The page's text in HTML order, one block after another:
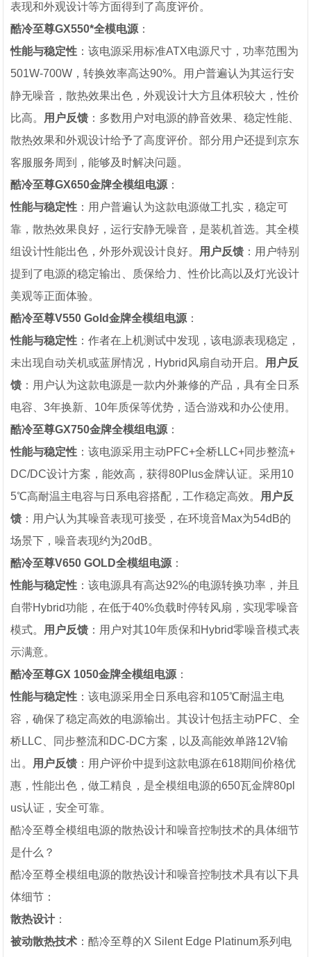
表现和外观设计等方面得到了高度评价。
酷冷至尊GX550*全模电源 ：
性能与稳定性 ：该电源采用标准ATX电源尺寸，功率范围为
501W-700W，转换效率高达90%。用户普遍认为其运行安
静无噪音，散热效果出色，外观设计大方且体积较大，性价
比高。 用户反馈 ：多数用户对电源的静音效果、稳定性能、
散热效果和外观设计给予了高度评价。部分用户还提到京东
客服服务周到，能够及时解决问题。
酷冷至尊GX650金牌全模组电源 ：
性能与稳定性 ：用户普遍认为这款电源做工扎实，稳定可
靠，散热效果良好，运行安静无噪音，是装机首选。其全模
组设计性能出色，外形外观设计良好。 用户反馈 ：用户特别
提到了电源的稳定输出、质保给力、性价比高以及灯光设计
美观等正面体验。
酷冷至尊V550 Gold金牌全模组电源 ：
性能与稳定性 ：作者在上机测试中发现，该电源表现稳定，
未出现自动关机或蓝屏情况，Hybrid风扇自动开启。 用户反
馈 ：用户认为这款电源是一款内外兼修的产品，具有全日系
电容、3年换新、10年质保等优势，适合游戏和办公使用。
酷冷至尊GX750金牌全模组电源 ：
性能与稳定性 ：该电源采用主动PFC+全桥LLC+同步整流+
DC/DC设计方案，能效高，获得80Plus金牌认证。采用10
5℃高耐温主电容与日系电容搭配，工作稳定高效。 用户反
馈 ：用户认为其噪音表现可接受，在环境音Max为54dB的
场景下，噪音表现约为20dB。
酷冷至尊V650 GOLD全模组电源 ：
性能与稳定性 ：该电源具有高达92%的电源转换功率，并且
自带Hybrid功能，在低于40%负载时停转风扇，实现零噪音
模式。 用户反馈 ：用户对其10年质保和Hybrid零噪音模式表
示满意。
酷冷至尊GX 1050金牌全模组电源 ：
性能与稳定性 ：该电源采用全日系电容和105℃耐温主电
容，确保了稳定高效的电源输出。其设计包括主动PFC、全
桥LLC、同步整流和DC-DC方案，以及高能效单路12V输
出。 用户反馈 ：用户评价中提到这款电源在618期间价格优
惠，性能出色，做工精良，是全模组电源的650瓦金牌80pl
us认证，安全可靠。
酷冷至尊全模组电源的散热设计和噪音控制技术的具体细节
是什么？
酷冷至尊全模组电源的散热设计和噪音控制技术具有以下具
体细节：
散热设计：
被动散热技术 ：酷冷至尊的X Silent Edge Platinum系列电